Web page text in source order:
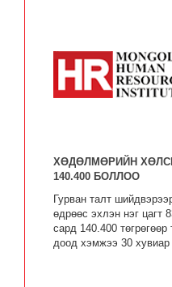
ХӨДӨЛМӨРИЙН
140.400 БОЛЛОО
Гурван талт
өдрөөс эхлэн нэг цагт
сард 140.400
доод хэмжээ 30